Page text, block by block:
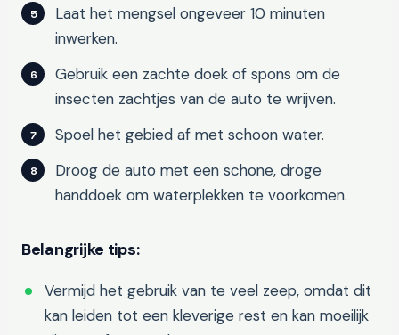
Laat het mengsel ongeveer 10 minuten
inwerken.
Gebruik een zachte doek of spons om de
insecten zachtjes van de auto te wrijven.
Spoel het gebied af met schoon water.
Droog de auto met een schone, droge
handdoek om waterplekken te voorkomen.
Belangrijke tips:
Vermijd het gebruik van te veel zeep, omdat dit
kan leiden tot een kleverige rest en kan moeilijk